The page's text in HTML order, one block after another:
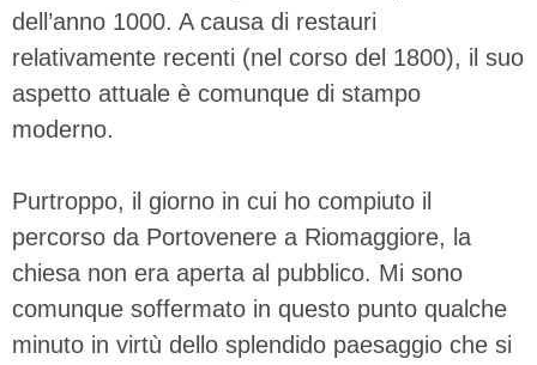
dell’anno 1000. A causa di restauri
relativamente recenti (nel corso del 1800), il suo
aspetto attuale è comunque di stampo
moderno.
Purtroppo, il giorno in cui ho compiuto il
percorso da Portovenere a Riomaggiore, la
chiesa non era aperta al pubblico. Mi sono
comunque soffermato in questo punto qualche
minuto in virtù dello splendido paesaggio che si